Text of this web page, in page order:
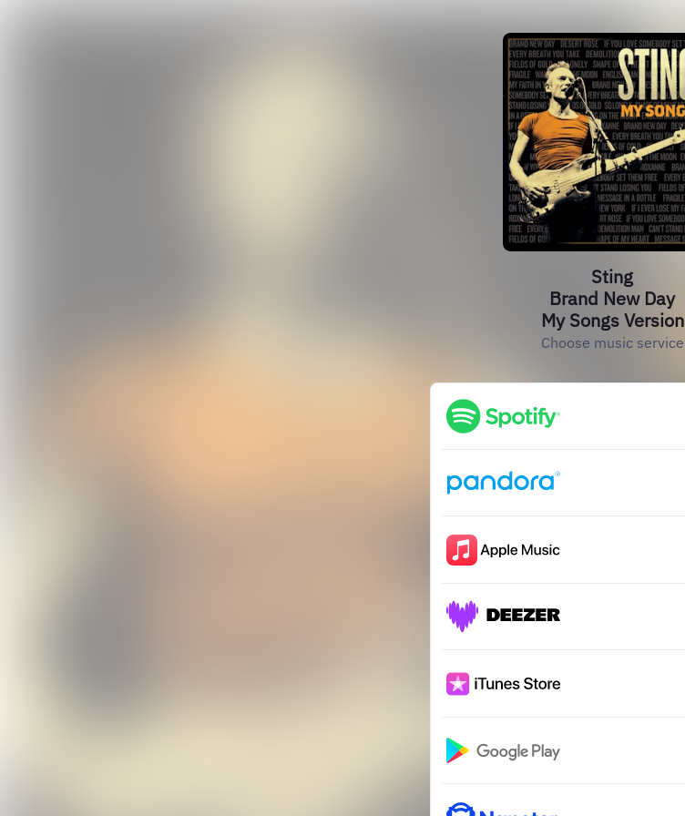
Sting
Brand New Day
My Songs Version
Choose music service